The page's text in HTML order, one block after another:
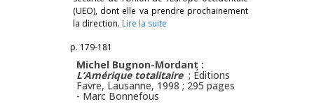
(UEO), dont elle va prendre prochainement
la direction. Lire la suite
p. 179-181
Michel Bugnon-Mordant :
L’Amérique totalitaire ; Éditions
Favre, Lausanne, 1998 ; 295 pages
- Marc Bonnefous